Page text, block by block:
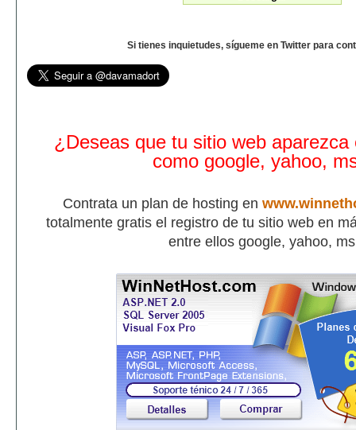
Si tienes inquietudes, sígueme en Twitter para
¿Deseas que tu sitio web aparezca
como google, yahoo,
Contrata un plan de hosting en
totalmente gratis el registro de tu sitio web en
entre ellos google, yahoo,